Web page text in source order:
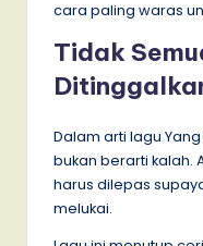
cara paling waras
Tidak
Dalam arti lagu
bukan berarti kalah.
harus dilepas
melukai.